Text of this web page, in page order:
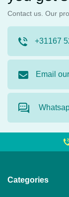
Contact us. Our
+31167
Email
Categories